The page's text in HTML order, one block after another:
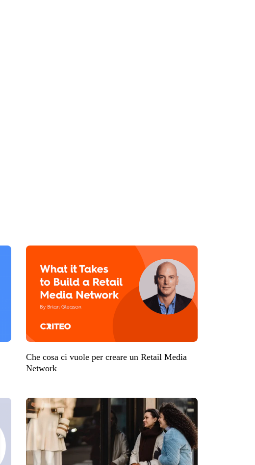
Che cosa ci vuole per creare un Retail Media
Network